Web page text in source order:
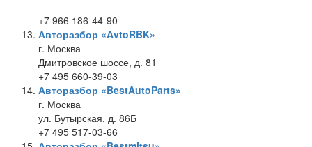
+7 966 186-44-90
Авторазбор «AvtoRBK»
г. Москва
Дмитровское шоссе, д. 81
+7 495 660-39-03
Авторазбор «BestAutoParts»
г. Москва
ул. Бутырская, д. 86Б
+7 495 517-03-66